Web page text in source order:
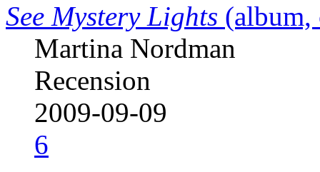
See Mystery Lights (album,
Martina Nordman
Recension
2009-09-09
6